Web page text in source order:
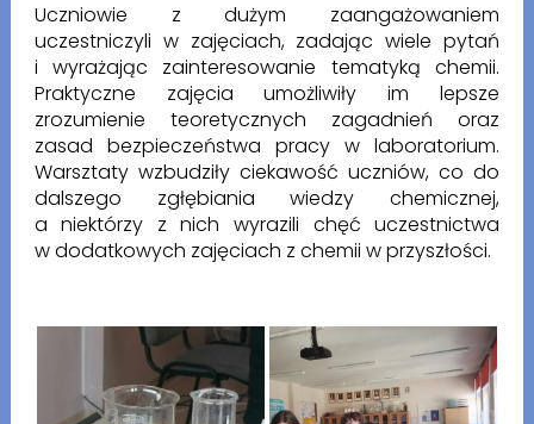
Uczniowie z dużym zaangażowaniem
uczestniczyli w zajęciach, zadając wiele pytań
i wyrażając zainteresowanie tematyką chemii.
Praktyczne zajęcia umożliwiły im lepsze
zrozumienie teoretycznych zagadnień oraz
zasad bezpieczeństwa pracy w laboratorium.
Warsztaty wzbudziły ciekawość uczniów, co do
dalszego zgłębiania wiedzy chemicznej,
a niektórzy z nich wyrazili chęć uczestnictwa
w dodatkowych zajęciach z chemii w przyszłości.